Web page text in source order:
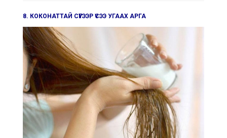
8. КОКОНАТТАЙ СҮҮГЭЭР ҮСЭЭ УГААХ АРГА